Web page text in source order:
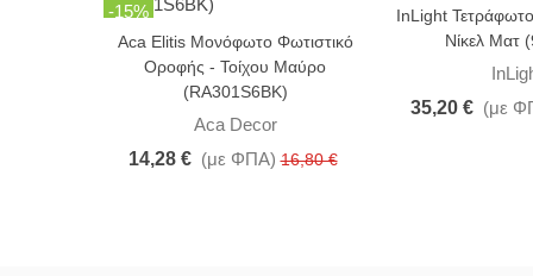
-15%
Aca Elitis Μονόφωτο Φωτιστικό
Οροφής - Τοίχου Μαύρο
(RA301S6BK)
Aca Decor
14,28 € (με ΦΠΑ) 16,80 €
-20%
InLight
Νίκελ Ματ
35,20 € (με